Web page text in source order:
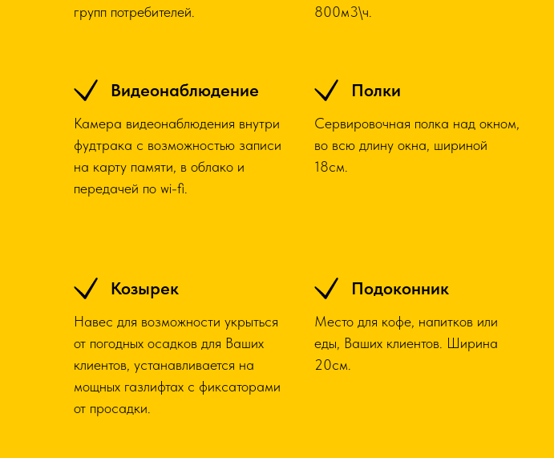
групп потребителей.
800м3\ч.
Видеонаблюдение
Камера видеонаблюдения внутри
фудтрака с возможностью записи
на карту памяти, в облако и
передачей по wi-fi.
Полки
Сервировочная полка над окном,
во всю длину окна, шириной
18см.
Козырек
Навес для возможности укрыться
от погодных осадков для Ваших
клиентов, устанавливается на
мощных газлифтах с фиксаторами
от просадки.
Подоконник
Место для кофе, напитков или
еды, Ваших клиентов. Ширина
20см.